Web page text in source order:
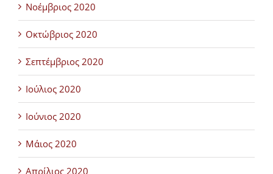
Νοέμβριος 2020
Οκτώβριος 2020
Σεπτέμβριος 2020
Ιούλιος 2020
Ιούνιος 2020
Μάιος 2020
Απρίλιος 2020